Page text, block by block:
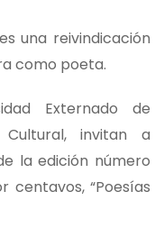
una reivindicación
como poeta.
Externado de
invitan a
la edición número
centavos, “Poesías